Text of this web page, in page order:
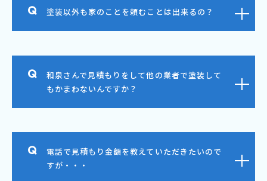
塗装以外も家のことを頼むことは出来るの？
和泉さんで見積もりをして他の業者で塗装して
もかまわないんですか？
電話で見積もり金額を教えていただきたいので
すが・・・